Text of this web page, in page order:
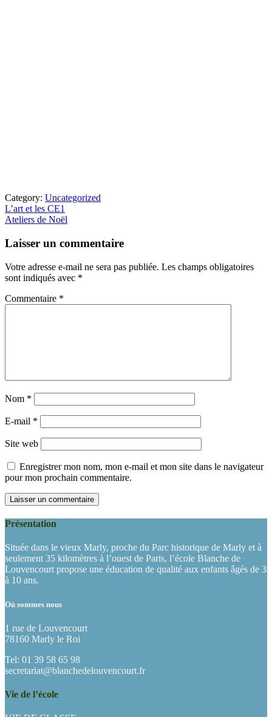
Category: Uncategorized
Article
précédent
L’art et les CE1
Article
:
Ateliers de Noël
du
lecteur
Laisser un commentaire
Votre adresse e-mail ne sera pas publiée. Les champs obligatoires
sont indiqués avec *
Commentaire *
Nom *
E-mail *
Site web
Enregistrer mon nom, mon e-mail et mon site dans le navigateur
pour mon prochain commentaire.
Présentation
Située dans le vieux Marly, proche du Parc historique de Marly et à
seulement 35 kilomètres à l’ouest de Paris, l’école Blanche de
Louvencourt propose une éducation de qualité aux enfants âgés de 3
à 10 ans.
Où sommes nous
1 rue de Louvencourt
78160 Marly le Roi
Tel: 01 39 58 65 98
secretariat@blanchedelouvencourt.fr
Vie de l’école